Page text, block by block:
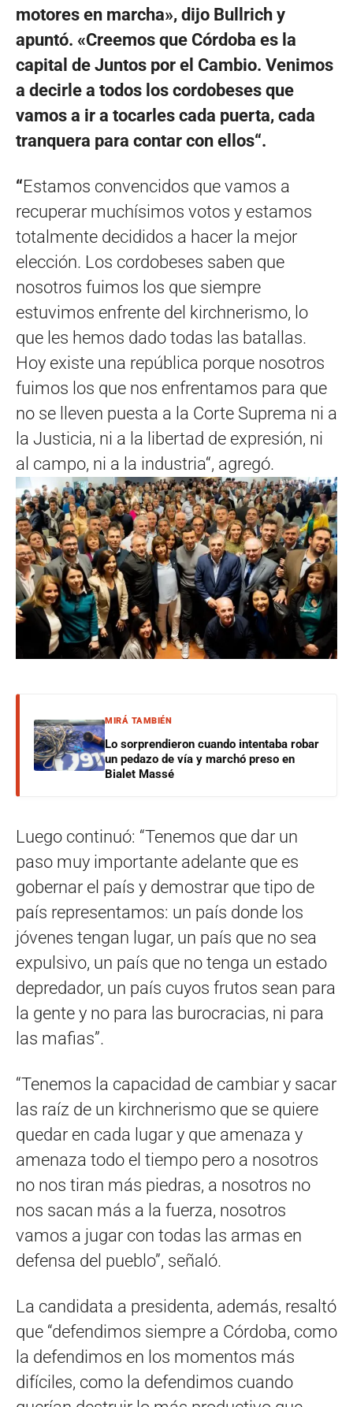
motores en marcha», dijo Bullrich y
apuntó. «Creemos que Córdoba es la
capital de Juntos por el Cambio. Venimos
a decirle a todos los cordobeses que
vamos a ir a tocarles cada puerta, cada
tranquera para contar con ellos“.
“Estamos convencidos que vamos a
recuperar muchísimos votos y estamos
totalmente decididos a hacer la mejor
elección. Los cordobeses saben que
nosotros fuimos los que siempre
estuvimos enfrente del kirchnerismo, lo
que les hemos dado todas las batallas.
Hoy existe una república porque nosotros
fuimos los que nos enfrentamos para que
no se lleven puesta a la Corte Suprema ni a
la Justicia, ni a la libertad de expresión, ni
al campo, ni a la industria“, agregó.
MIRÁ TAMBIÉN
Lo sorprendieron cuando intentaba robar
un pedazo de vía y marchó preso en
Bialet Massé
Luego continuó: “Tenemos que dar un
paso muy importante adelante que es
gobernar el país y demostrar que tipo de
país representamos: un país donde los
jóvenes tengan lugar, un país que no sea
expulsivo, un país que no tenga un estado
depredador, un país cuyos frutos sean para
la gente y no para las burocracias, ni para
las mafias”.
“Tenemos la capacidad de cambiar y sacar
las raíz de un kirchnerismo que se quiere
quedar en cada lugar y que amenaza y
amenaza todo el tiempo pero a nosotros
no nos tiran más piedras, a nosotros no
nos sacan más a la fuerza, nosotros
vamos a jugar con todas las armas en
defensa del pueblo”, señaló.
La candidata a presidenta, además, resaltó
que “defendimos siempre a Córdoba, como
la defendimos en los momentos más
difíciles, como la defendimos cuando